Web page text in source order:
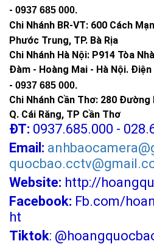
- 0937 685 000.
Chi Nhánh BR-VT: 600 Cách
Phước Trung, TP. Bà Rịa
Chi Nhánh Hà Nội: P914 Tòa
Đàm - Hoàng Mai - Hà Nội. Điện
- 0937 685 000.
Chi Nhánh Cần Thơ: 280 Đường
Q. Cái Răng, TP Cần Thơ
ĐT: 0937.685.000 -
Email:
Website: http://
Facebook: Fb.com/
ht
Tiktok: